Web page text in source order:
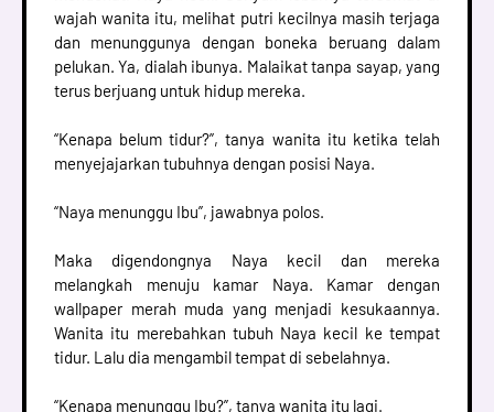
wajah wanita itu, melihat putri kecilnya masih terjaga
dan menunggunya dengan boneka beruang dalam
pelukan. Ya, dialah ibunya. Malaikat tanpa sayap, yang
terus berjuang untuk hidup mereka.
“Kenapa belum tidur?”, tanya wanita itu ketika telah
menyejajarkan tubuhnya dengan posisi Naya.
“Naya menunggu Ibu”, jawabnya polos.
Maka digendongnya Naya kecil dan mereka
melangkah menuju kamar Naya. Kamar dengan
wallpaper merah muda yang menjadi kesukaannya.
Wanita itu merebahkan tubuh Naya kecil ke tempat
tidur. Lalu dia mengambil tempat di sebelahnya.
“Kenapa menunggu Ibu?”, tanya wanita itu lagi.